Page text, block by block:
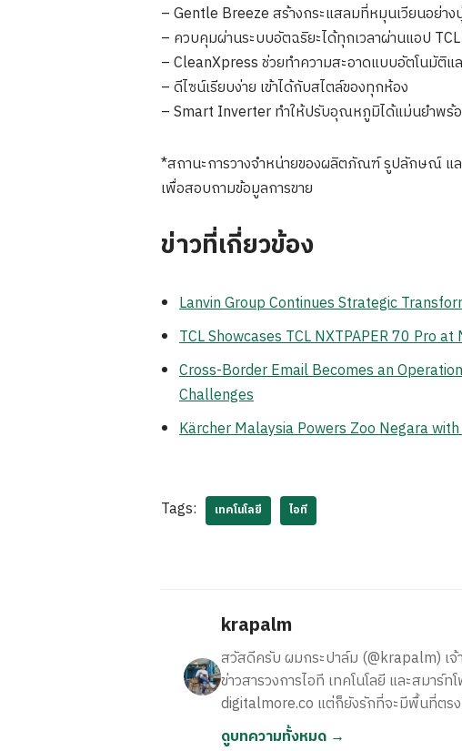
– Gentle Breeze สร้างกระแสลมที่หมุนเวียนอย่า
– ควบคุมผ่านระบบอัตฉริยะได้ทุกเวลาผ่านแอป
– CleanXpress ช่วยทำความสะอาดแบบอัตโนมัติแ
– ดีไซน์เรียบง่าย เข้าได้กับสไตล์ของทุกห้อง
– Smart Inverter ทำให้ปรับอุณหภูมิได้แม่นยำพร้
*สถานะการวางจำหน่ายของผลิตภัณฑ์ รูปลักษณ์ แ
เพื่อสอบถามข้อมูลการขาย
ข่าวที่เกี่ยวข้อง
Lanvin Group Continues Strategic
TCL Showcases TCL NXTPAPER 70 Pro
Cross-Border Email Becomes an
Challenges
Kärcher Malaysia Powers Zoo Negara
Tags: เทคโนโลยี ไอที
krapalm
สวัสดีครับ ผมกระปาล์ม (@krapalm) เ
ข่าวสารวงการไอที เทคโนโลยี และสมา
digitalmore.co แต่ก็ยังรักที่จะมีพื้นที่ตร
ดูบทความทั้งหมด →